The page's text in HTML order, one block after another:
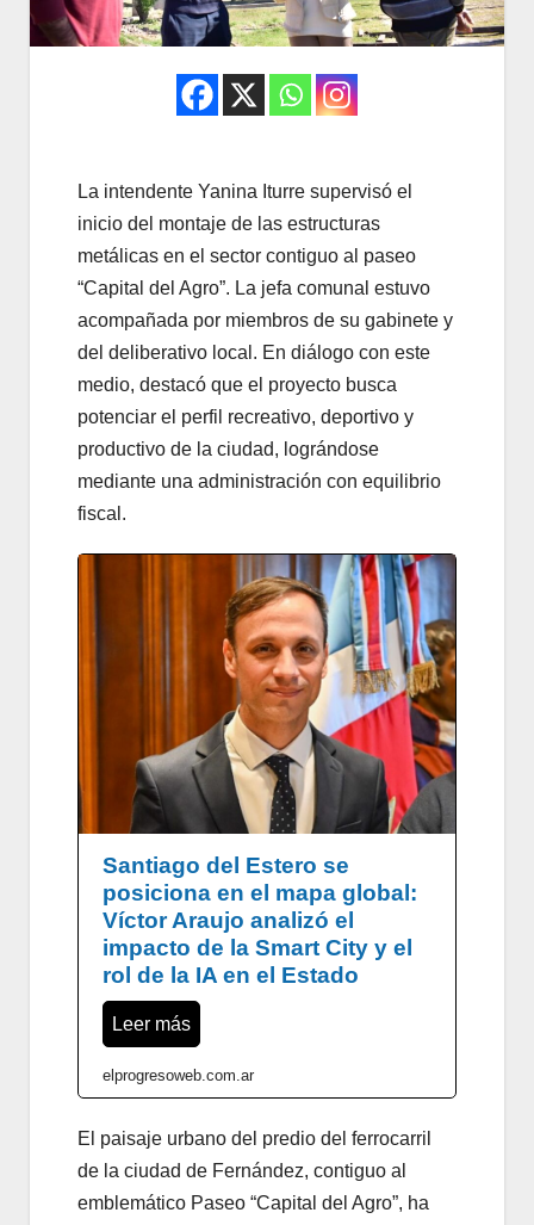
La intendente Yanina Iturre supervisó el
inicio del montaje de las estructuras
metálicas en el sector contiguo al paseo
“Capital del Agro”. La jefa comunal estuvo
acompañada por miembros de su gabinete y
del deliberativo local. En diálogo con este
medio, destacó que el proyecto busca
potenciar el perfil recreativo, deportivo y
productivo de la ciudad, lográndose
mediante una administración con equilibrio
fiscal.
Santiago del Estero se
posiciona en el mapa global:
Víctor Araujo analizó el
impacto de la Smart City y el
rol de la IA en el Estado
Leer más
elprogresoweb.com.ar
El paisaje urbano del predio del ferrocarril
de la ciudad de Fernández, contiguo al
emblemático Paseo “Capital del Agro”, ha